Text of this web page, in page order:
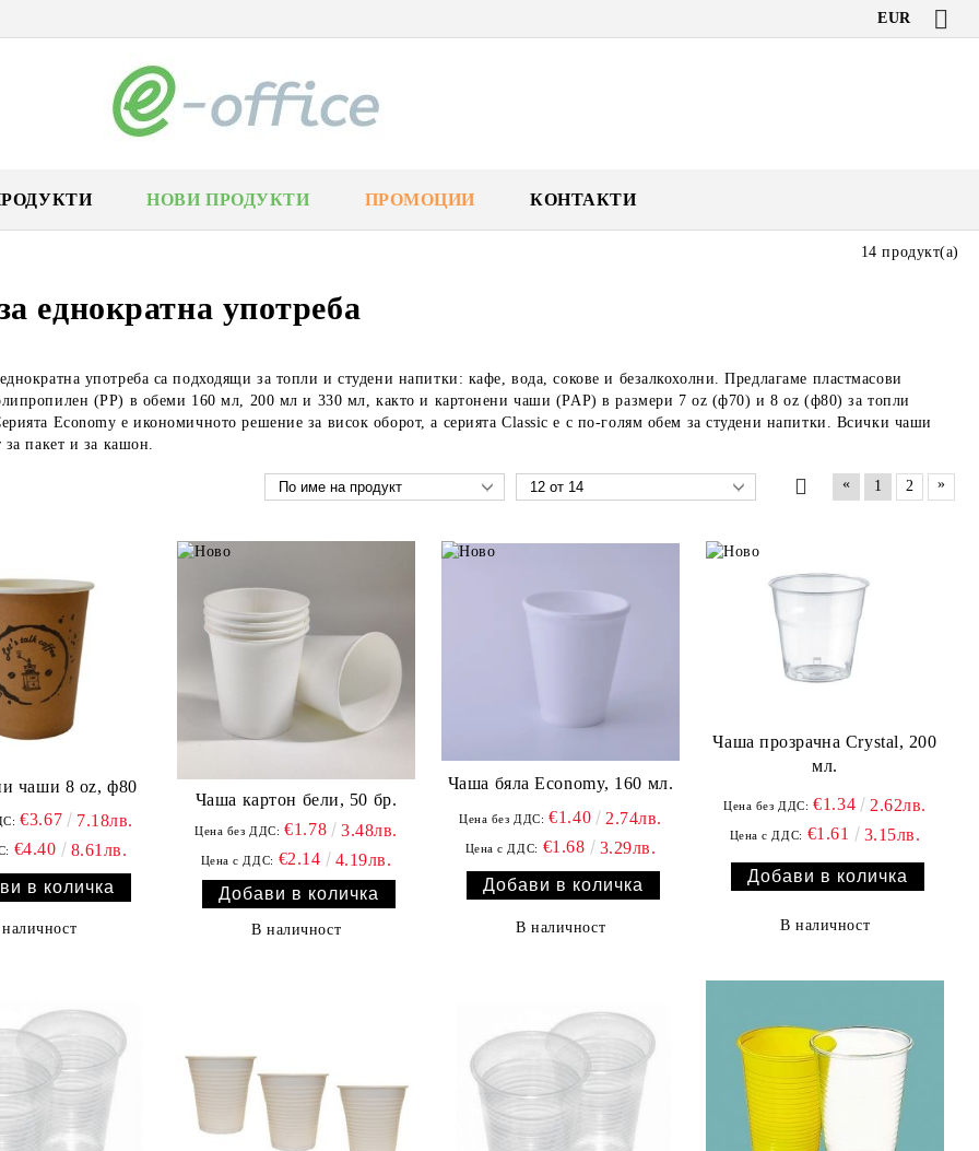
EUR
НОВИ ПРОДУКТИ ПРОМОЦИИ КОНТАКТИ
еднократна употреба
употреба са подходящи за топли и студени напитки: кафе, вода, сокове и безалкохолни. Предлагаме пластмасови
(PP) в обеми 160 мл, 200 мл и 330 мл, както и картонени чаши (PAP) в размери 7 oz (ф70) и 8 oz (ф80) за топли
Economy е икономичното решение за висок оборот, а серията Classic е с по-голям обем за студени напитки. Всички чаши
за пакет и за кашон.
14 продукт(а)
« 1 2 »
чаши 8 oz, ф80
€3.67 7.18лв.
€4.40 8.61лв.
Чашa картон бели, 50 бр.
Цена без ДДС: €1.78 3.48лв.
Цена с ДДС: €2.14 4.19лв.
В наличност
Чаша бяла Economy, 160 мл.
Цена без ДДС: €1.40 2.74лв.
Цена с ДДС: €1.68 3.29лв.
В наличност
Чаша прозрачна Crystal, 200
мл.
Цена без ДДС: €1.34 2.62лв.
Цена с ДДС: €1.61 3.15лв.
В наличност